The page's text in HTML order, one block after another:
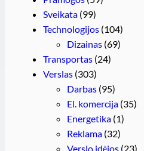
Sveikata (99)
Technologijos (104)
Dizainas (69)
Transportas (24)
Verslas (303)
Darbas (95)
El. komercija (35)
Energetika (1)
Reklama (32)
Verslo idėjos (23)